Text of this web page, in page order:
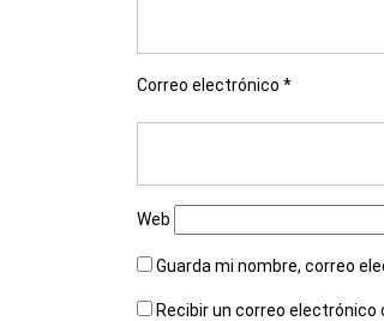
Correo electrónico *
Web
Guarda mi nombre, correo
Recibir un correo